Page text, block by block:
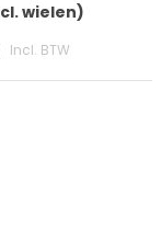
wielen)
Incl. BTW